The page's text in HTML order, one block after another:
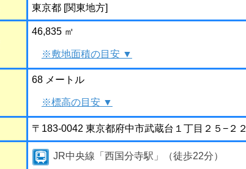
東京都 [関東地方]
46,835 ㎡
※敷地面積の目安 ▼
68 メートル
※標高の目安 ▼
〒183-0042 東京都府中市武蔵台１丁目２５−２２
JR中央線「西国分寺駅」（徒歩22分）